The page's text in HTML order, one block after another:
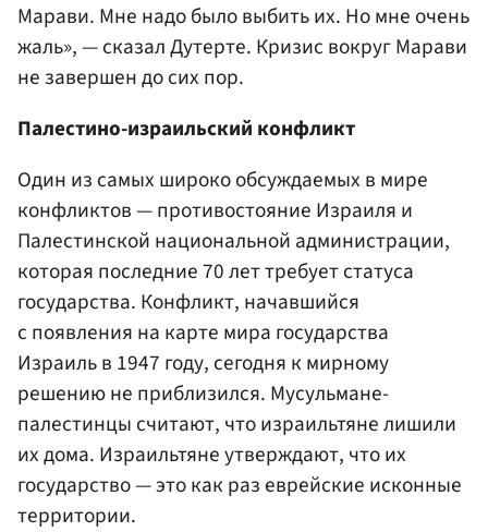
Марави. Мне надо было выбить их. Но мне очень
жаль», — сказал Дутерте. Кризис вокруг Марави
не завершен до сих пор.
Палестино-израильский конфликт
Один из самых широко обсуждаемых в мире
конфликтов — противостояние Израиля и
Палестинской национальной администрации,
которая последние 70 лет требует статуса
государства. Конфликт, начавшийся
с появления на карте мира государства
Израиль в 1947 году, сегодня к мирному
решению не приблизился. Мусульмане-
палестинцы считают, что израильтяне лишили
их дома. Израильтяне утверждают, что их
государство — это как раз еврейские исконные
территории.